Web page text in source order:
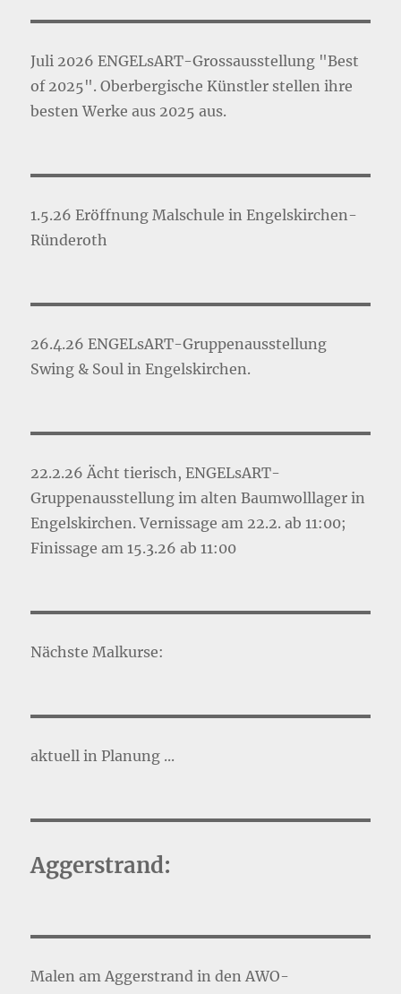
Juli 2026 ENGELsART-Grossausstellung "Best
of 2025". Oberbergische Künstler stellen ihre
besten Werke aus 2025 aus.
1.5.26 Eröffnung Malschule in Engelskirchen-
Ründeroth
26.4.26 ENGELsART-Gruppenausstellung
Swing & Soul in Engelskirchen.
22.2.26 Ächt tierisch, ENGELsART-
Gruppenausstellung im alten Baumwolllager in
Engelskirchen. Vernissage am 22.2. ab 11:00;
Finissage am 15.3.26 ab 11:00
Nächste Malkurse:
aktuell in Planung ...
Aggerstrand:
Malen am Aggerstrand in den AWO-